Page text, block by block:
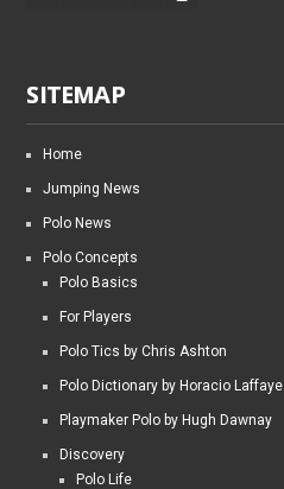
SITEMAP
Home
Jumping News
Polo News
Polo Concepts
Polo Basics
For Players
Polo Tics by Chris Ashton
Polo Dictionary by Horacio Laffaye
Playmaker Polo by Hugh Dawnay
Discovery
Polo Life